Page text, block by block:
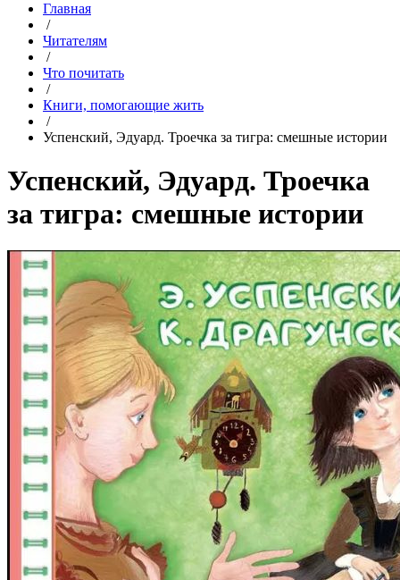
Главная
/
Читателям
/
Что почитать
/
Книги, помогающие жить
/
Успенский, Эдуард. Троечка за тигра: смешные истории
Успенский, Эдуард. Троечка
за тигра: смешные истории